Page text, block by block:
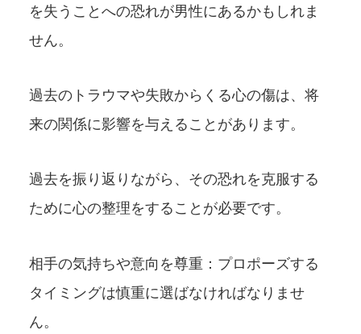
を失うことへの恐れが男性にあるかもしれま
せん。
過去のトラウマや失敗からくる心の傷は、将
来の関係に影響を与えることがあります。
過去を振り返りながら、その恐れを克服する
ために心の整理をすることが必要です。
相手の気持ちや意向を尊重：プロポーズする
タイミングは慎重に選ばなければなりませ
ん。